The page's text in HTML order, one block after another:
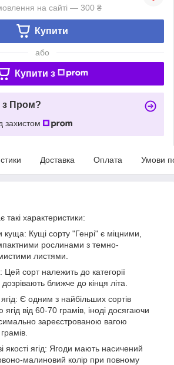
на сайті — 300 ₴
Купити
або
Купити з
з Пром?
захистом
Доставка Оплата Умови
характеристики:
куща: Кущі сорту "Генрі" є міцними,
рослинами з темно-
листями.
Цей сорт належить до категорії
дозрівають ближче до кінця літа.
Є одним з найбільших сортів
від 60-70 грамів, іноді досягаючи
зареєстрованою вагою
якості ягід: Ягоди мають насичений
малиновий колір при повному